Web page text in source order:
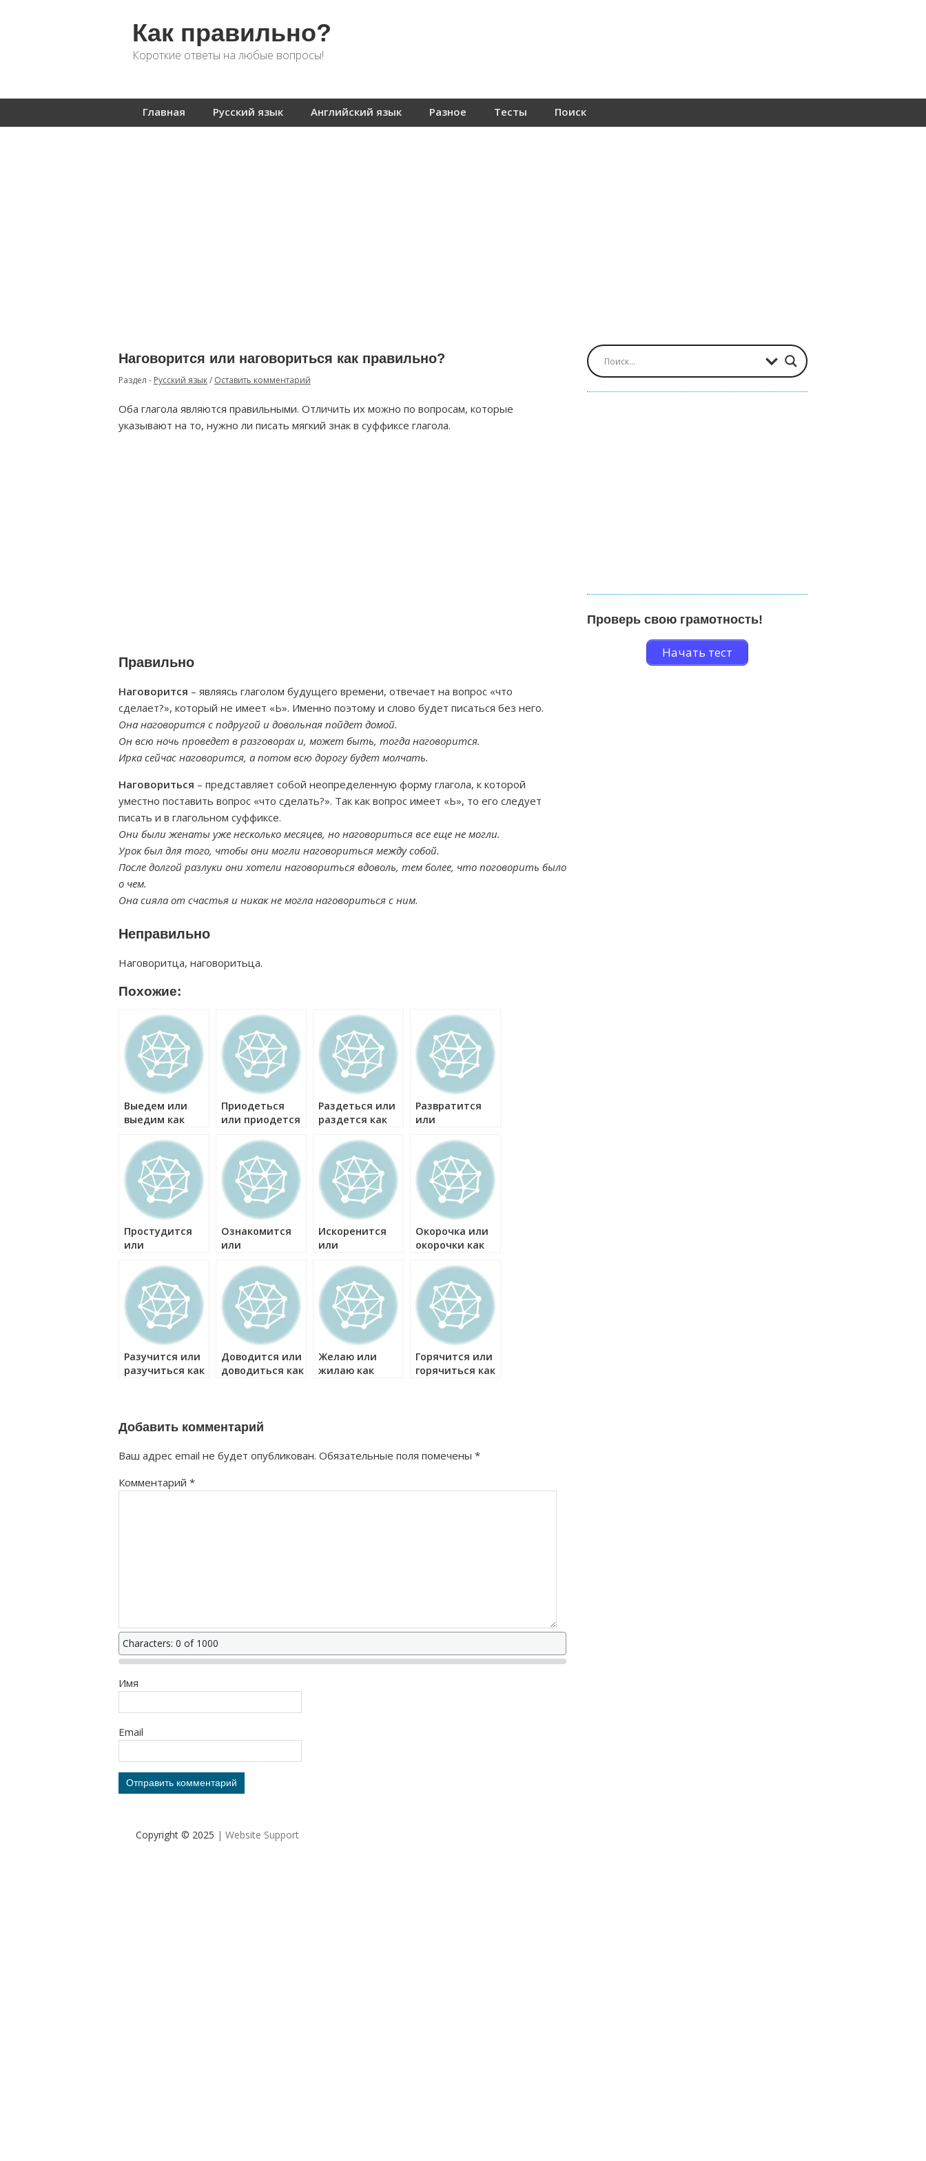
Как правильно?
Короткие ответы на любые вопросы!
Главная Русский язык Английский язык Разное Тесты Поиск
Наговорится или наговориться как правильно?
Раздел - Русский язык/ Оставить комментарий
Оба глагола являются правильными. Отличить их можно по вопросам, которые
указывают на то, нужно ли писать мягкий знак в суффиксе глагола.
Правильно
Наговорится – являясь глаголом будущего времени, отвечает на вопрос «что
сделает?», который не имеет «Ь». Именно поэтому и слово будет писаться без него.
Она наговорится с подругой и довольная пойдет домой.
Он всю ночь проведет в разговорах и, может быть, тогда наговорится.
Ирка сейчас наговорится, а потом всю дорогу будет молчать.
Наговориться – представляет собой неопределенную форму глагола, к которой
уместно поставить вопрос «что сделать?». Так как вопрос имеет «Ь», то его следует
писать и в глагольном суффиксе.
Они были женаты уже несколько месяцев, но наговориться все еще не могли.
Урок был для того, чтобы они могли наговориться между собой.
После долгой разлуки они хотели наговориться вдоволь, тем более, что поговорить было
о чем.
Она сияла от счастья и никак не могла наговориться с ним.
Неправильно
Наговоритца, наговоритьца.
Похожие:
Выедем или
выедим как
Приодеться
или приодется
Раздеться или
раздется как
Развратится
или
как правильно?
Простудится
или
как правильно?
Ознакомится
или
как правильно?
Искоренится
или
как правильно?
Окорочка или
окорочки как
Разучится или
разучиться как
Доводится или
доводиться как
Желаю или
жилаю как
Горячится или
горячиться как
Добавить комментарий
Ваш адрес email не будет опубликован. Обязательные поля помечены *
Комментарий *
Characters: 0 of 1000
Имя
Email
Проверь свою грамотность!
Начать тест
Copyright © 2025 | Website Support